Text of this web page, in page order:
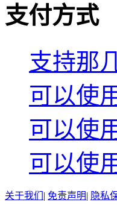
支付方式
支持那
可以使
可以使
可以使
关于我们 | 免责声明| 隐私